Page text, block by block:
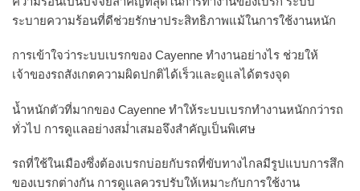
ระบายความร้อนที่ดีช่วยรักษาประสิทธิภาพแม้ในการใช้งานหนัก
การเข้าใจว่าระบบเบรกของ Cayenne ทำงานอย่างไร ช่วยให้
เจ้าของรถสังเกตความผิดปกติได้เร็วและดูแลได้ตรงจุด
น้ำหนักตัวที่มากของ Cayenne ทำให้ระบบเบรกทำงานหนักกว่ารถ
ทั่วไป การดูแลอย่างสม่ำเสมอจึงสำคัญเป็นพิเศษ
รถที่ใช้ในเมืองซึ่งต้องเบรกบ่อยกับรถที่ขับทางไกลมีรูปแบบการสึก
ของเบรกต่างกัน การดูแลควรปรับให้เหมาะกับการใช้งาน